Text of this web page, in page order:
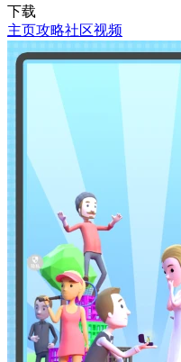
下载
主页攻略社区视频